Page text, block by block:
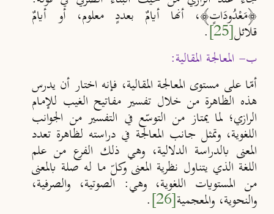
﴿مَعْدُودَاتٍ﴾، أنها أيامٌ بعددٍ معلوم، أو أيامٌ
قلائل[25]
.
ب- المعالجة المقالية:
أمّا على مستوى المعالجة المقالية، فإنه اختار أن يدرس
هذه الظاهرة من خلال تفسير مفاتيح الغيب للإمام
الرازي؛ لما يمتاز من التوسّع في التفسير من الجوانب
اللغوية، وتمثل جانب المعالجة في دراسته لظاهرة تعدد
المعنى بالدراسة الدلالية، وهي ذلك الفرع من علم
اللغة الذي يتناول نظرية المعنى وكلّ ما له صلة بالمعنى
من المستويات اللغوية، وهي: الصوتية، والصرفية،
والنحوية، والمعجمية[26]
.